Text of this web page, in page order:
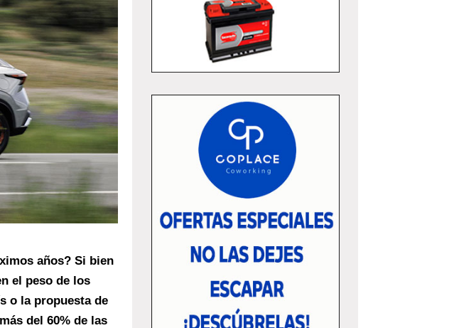
años? Si bien
el peso de los
o la propuesta de
del 60% de las